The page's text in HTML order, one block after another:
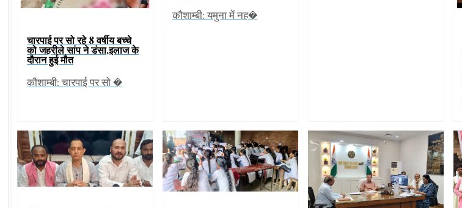
चारपाई पर सो रहे 8 वर्षीय बच्चे
को जहरीले सांप ने डंसा,इलाज के
दौरान हुई मौत
कौशाम्बी: चारपाई पर सो �
कौशाम्बी: यमुना में नह�